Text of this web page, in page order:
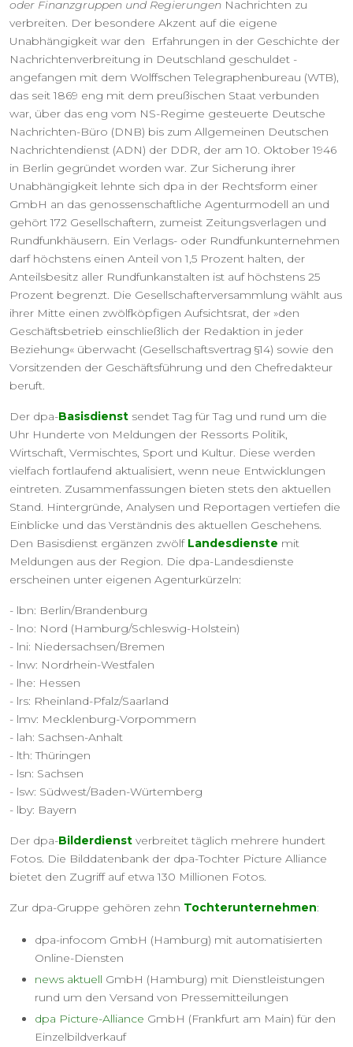
oder Finanzgruppen und Regierungen Nachrichten zu
verbreiten. Der besondere Akzent auf die eigene
Unabhängigkeit war den Erfahrungen in der Geschichte der
Nachrichtenverbreitung in Deutschland geschuldet -
angefangen mit dem Wolffschen Telegraphenbureau (WTB),
das seit 1869 eng mit dem preußischen Staat verbunden
war, über das eng vom NS-Regime gesteuerte Deutsche
Nachrichten-Büro (DNB) bis zum Allgemeinen Deutschen
Nachrichtendienst (ADN) der DDR, der am 10. Oktober 1946
in Berlin gegründet worden war. Zur Sicherung ihrer
Unabhängigkeit lehnte sich dpa in der Rechtsform einer
GmbH an das genossenschaftliche Agenturmodell an und
gehört 172 Gesellschaftern, zumeist Zeitungsverlagen und
Rundfunkhäusern. Ein Verlags- oder Rundfunkunternehmen
darf höchstens einen Anteil von 1,5 Prozent halten, der
Anteilsbesitz aller Rundfunkanstalten ist auf höchstens 25
Prozent begrenzt. Die Gesellschafterversammlung wählt aus
ihrer Mitte einen zwölfköpfigen Aufsichtsrat, der »den
Geschäftsbetrieb einschließlich der Redaktion in jeder
Beziehung« überwacht (Gesellschaftsvertrag §14) sowie den
Vorsitzenden der Geschäftsführung und den Chefredakteur
beruft.
Der dpa-Basisdienst sendet Tag für Tag und rund um die
Uhr Hunderte von Meldungen der Ressorts Politik,
Wirtschaft, Vermischtes, Sport und Kultur. Diese werden
vielfach fortlaufend aktualisiert, wenn neue Entwicklungen
eintreten. Zusammenfassungen bieten stets den aktuellen
Stand. Hintergründe, Analysen und Reportagen vertiefen die
Einblicke und das Verständnis des aktuellen Geschehens.
Den Basisdienst ergänzen zwölf Landesdienste mit
Meldungen aus der Region. Die dpa-Landesdienste
erscheinen unter eigenen Agenturkürzeln:
- lbn: Berlin/Brandenburg
- lno: Nord (Hamburg/Schleswig-Holstein)
- lni: Niedersachsen/Bremen
- lnw: Nordrhein-Westfalen
- lhe: Hessen
- lrs: Rheinland-Pfalz/Saarland
- lmv: Mecklenburg-Vorpommern
- lah: Sachsen-Anhalt
- lth: Thüringen
- lsn: Sachsen
- lsw: Südwest/Baden-Würtemberg
- lby: Bayern
Der dpa-Bilderdienst verbreitet täglich mehrere hundert
Fotos. Die Bilddatenbank der dpa-Tochter Picture Alliance
bietet den Zugriff auf etwa 130 Millionen Fotos.
Zur dpa-Gruppe gehören zehn Tochterunternehmen:
dpa-infocom GmbH (Hamburg) mit automatisierten
Online-Diensten
news aktuell GmbH (Hamburg) mit Dienstleistungen
rund um den Versand von Pressemitteilungen
dpa Picture-Alliance GmbH (Frankfurt am Main) für den
Einzelbildverkauf